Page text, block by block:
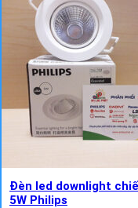
Đèn led downlight
5W Philips